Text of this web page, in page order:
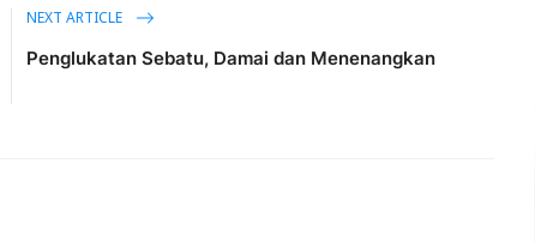
NEXT ARTICLE
Penglukatan Sebatu, Damai dan Menenangkan